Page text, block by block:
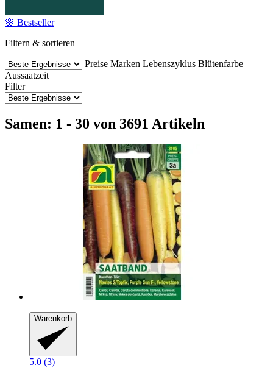
🌸 Bestseller
Filtern & sortieren
Preise Marken Lebenszyklus Blütenfarbe
Aussaatzeit
Filter
Samen: 1 - 30 von 3691 Artikeln
Warenkorb
5.0 (3)